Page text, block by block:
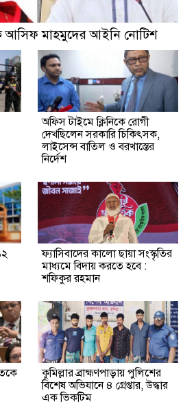
আসিফ মাহমুদের আইনি নোটিশ
অফিস টাইমে ক্লিনিকে রোগী
দেখছিলেন সরকারি চিকিৎসক,
লাইসেন্স বাতিল ও বরখাস্তের
নির্দেশ
ফ্যাসিবাদের কালো ছায়া সংস্কৃতির
মাধ্যমে বিদায় করতে হবে :
শফিকুর রহমান
কুমিল্লার ব্রাহ্মণপাড়ায় পুলিশের
বিশেষ অভিযানে ৪ গ্রেপ্তার, উদ্ধার
এক ভিকটিম